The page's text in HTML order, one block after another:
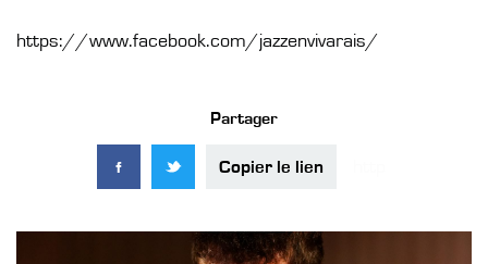
https://www.facebook.com/jazzenvivarais/
Partager
Copier le lien